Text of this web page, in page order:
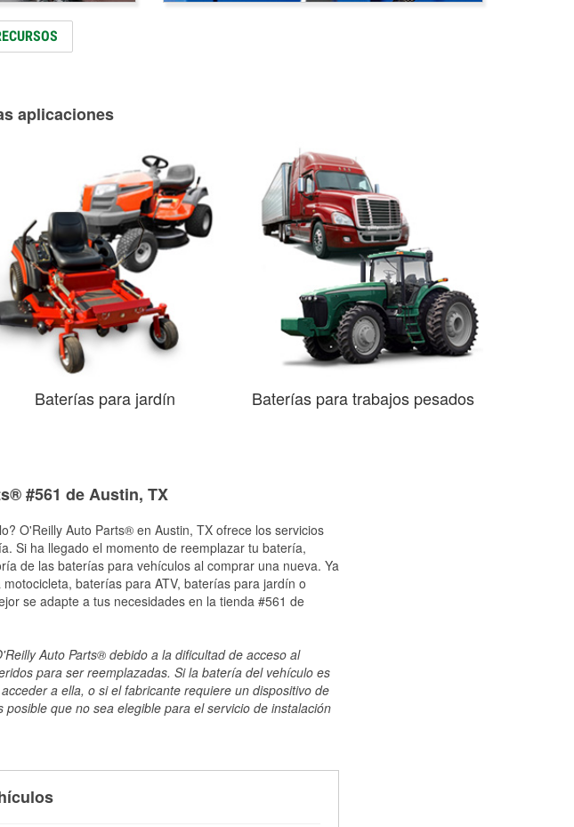
aplicaciones
Baterías para jardín Baterías para trabajos pesados
#561 de Austin, TX
O'Reilly Auto Parts® en Austin, TX ofrece los servicios
Si ha llegado el momento de reemplazar tu batería,
de las baterías para vehículos al comprar una nueva. Ya
baterías para ATV, baterías para jardín o
se adapte a tus necesidades en la tienda #561 de
Auto Parts® debido a la dificultad de acceso al
para ser reemplazadas. Si la batería del vehículo es
a ella, o si el fabricante requiere un dispositivo de
que no sea elegible para el servicio de instalación